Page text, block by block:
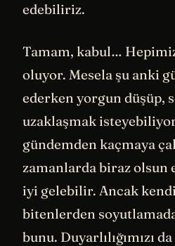
edebiliriz.
Tamam, kabul…
oluyor. Mesela şu anki
ederken yorgun düşüp,
uzaklaşmak
gündemden kaçmaya
zamanlarda biraz olsun
iyi gelebilir. Ancak
bitenlerden
bunu. Duyarlılığımızı